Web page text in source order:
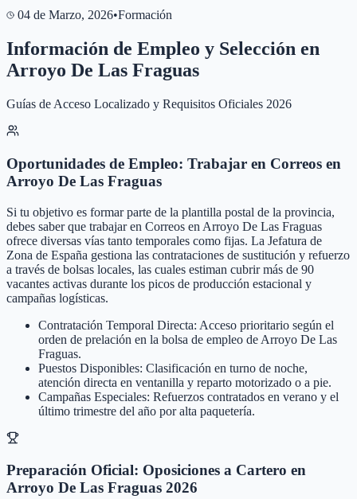
04 de Marzo, 2026•Formación
Información de Empleo y Selección en
Arroyo De Las Fraguas
Guías de Acceso Localizado y Requisitos Oficiales 2026
Oportunidades de Empleo: Trabajar en Correos en
Arroyo De Las Fraguas
Si tu objetivo es formar parte de la plantilla postal de la provincia,
debes saber que trabajar en Correos en Arroyo De Las Fraguas
ofrece diversas vías tanto temporales como fijas. La Jefatura de
Zona de España gestiona las contrataciones de sustitución y refuerzo
a través de bolsas locales, las cuales estiman cubrir más de 90
vacantes activas durante los picos de producción estacional y
campañas logísticas.
Contratación Temporal Directa: Acceso prioritario según el
orden de prelación en la bolsa de empleo de Arroyo De Las
Fraguas.
Puestos Disponibles: Clasificación en turno de noche,
atención directa en ventanilla y reparto motorizado o a pie.
Campañas Especiales: Refuerzos contratados en verano y el
último trimestre del año por alta paquetería.
Preparación Oficial: Oposiciones a Cartero en
Arroyo De Las Fraguas 2026